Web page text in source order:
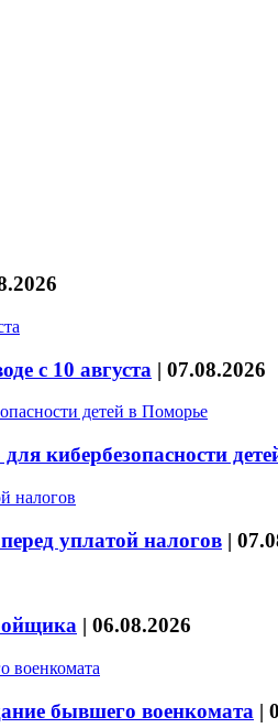
с 10 августа | 07.08.2026
кибербезопасности
уплатой налогов |
| 06.08.2026
бывшего военкомата |